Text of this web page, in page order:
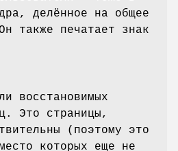
делённое на общее
также печатает знак
восстановимых
Это страницы,
(поэтому это
которых еще не